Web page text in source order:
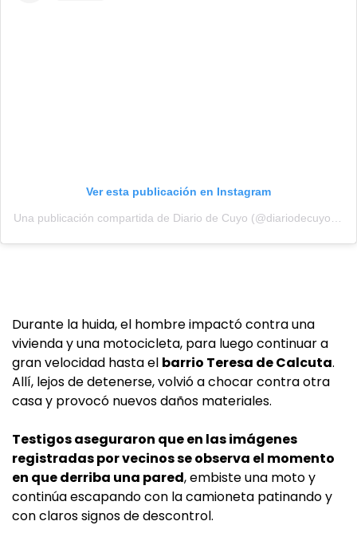
Ver esta publicación en Instagram
Una publicación compartida de Diario de Cuyo (@diariodecuyoweb)
Durante la huida, el hombre impactó contra una
vivienda y una motocicleta, para luego continuar a
gran velocidad hasta el barrio Teresa de Calcuta.
Allí, lejos de detenerse, volvió a chocar contra otra
casa y provocó nuevos daños materiales.
Testigos aseguraron que en las imágenes
registradas por vecinos se observa el momento
en que derriba una pared, embiste una moto y
continúa escapando con la camioneta patinando y
con claros signos de descontrol.